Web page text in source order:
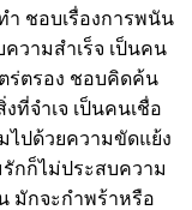
ำ ชอบเรื่องการพนัน
วามสำเร็จ เป็นคน
ร่ตรอง ชอบคิดค้น
ที่จำเจ เป็นคนเชื่อ
ไปด้วยความขัดแย้ง
กก็ไม่ประสบความ
มักจะกำพร้าหรือ